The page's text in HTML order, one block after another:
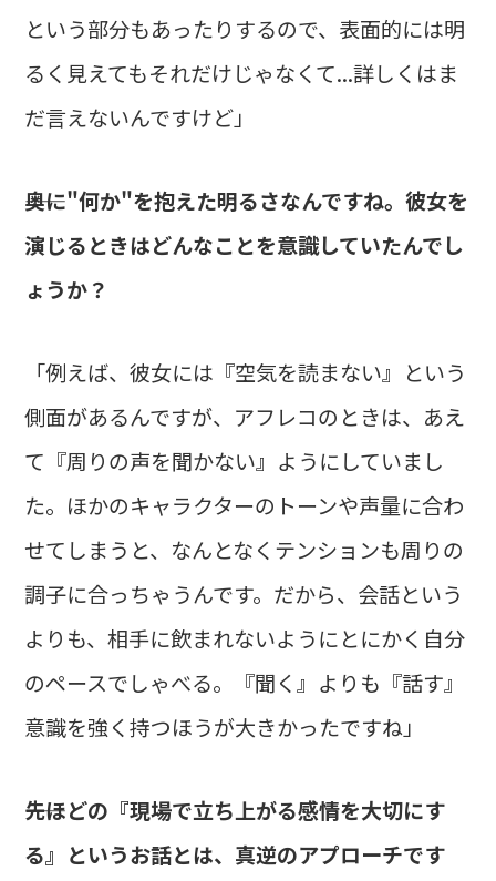
という部分もあったりするので、表面的には明
るく見えてもそれだけじゃなくて...詳しくはま
だ言えないんですけど」
――奥に"何か"を抱えた明るさなんですね。彼女を
演じるときはどんなことを意識していたんでし
ょうか？
「例えば、彼女には『空気を読まない』という
側面があるんですが、アフレコのときは、あえ
て『周りの声を聞かない』ようにしていまし
た。ほかのキャラクターのトーンや声量に合わ
せてしまうと、なんとなくテンションも周りの
調子に合っちゃうんです。だから、会話という
よりも、相手に飲まれないようにとにかく自分
のペースでしゃべる。『聞く』よりも『話す』
意識を強く持つほうが大きかったですね」
――先ほどの『現場で立ち上がる感情を大切にす
る』というお話とは、真逆のアプローチです